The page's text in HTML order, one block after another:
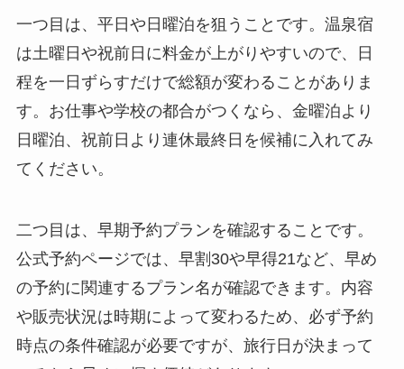
一つ目は、平日や日曜泊を狙うことです。温泉宿
は土曜日や祝前日に料金が上がりやすいので、日
程を一日ずらすだけで総額が変わることがありま
す。お仕事や学校の都合がつくなら、金曜泊より
日曜泊、祝前日より連休最終日を候補に入れてみ
てください。
二つ目は、早期予約プランを確認することです。
公式予約ページでは、早割30や早得21など、早め
の予約に関連するプラン名が確認できます。内容
や販売状況は時期によって変わるため、必ず予約
時点の条件確認が必要ですが、旅行日が決まって